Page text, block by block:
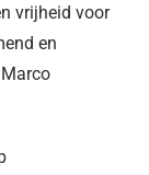
vrijheid voor
en